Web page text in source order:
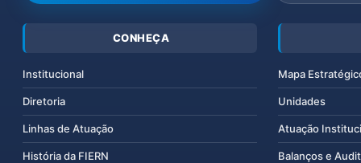
CONHEÇA
Institucional
Diretoria
Linhas de Atuação
História da FIERN
Mapa
Unidades
Atuação
Balanços e